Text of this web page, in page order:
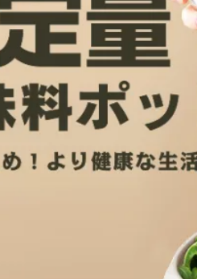
映像・映画
まちづくり・地域活性化